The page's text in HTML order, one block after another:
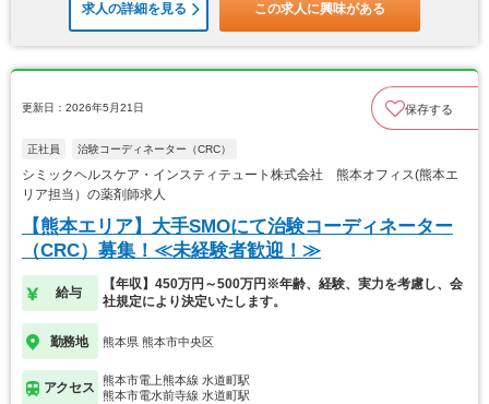
求人の詳細を見る この求人に興味がある
更新日：2026年5月21日 保存する
正社員 治験コーディネーター（CRC）
シミックヘルスケア・インスティテュート株式会社 熊本オフィス(熊本エ
リア担当）の薬剤師求人
【熊本エリア】大手SMOにて治験コーディネーター
（CRC）募集！≪未経験者歓迎！≫
給与
【年収】450万円～500万円※年齢、経験、実力を考慮し、会
社規定により決定いたします。
勤務地 熊本県 熊本市中央区
アクセス
熊本市電上熊本線 水道町駅
熊本市電水前寺線 水道町駅